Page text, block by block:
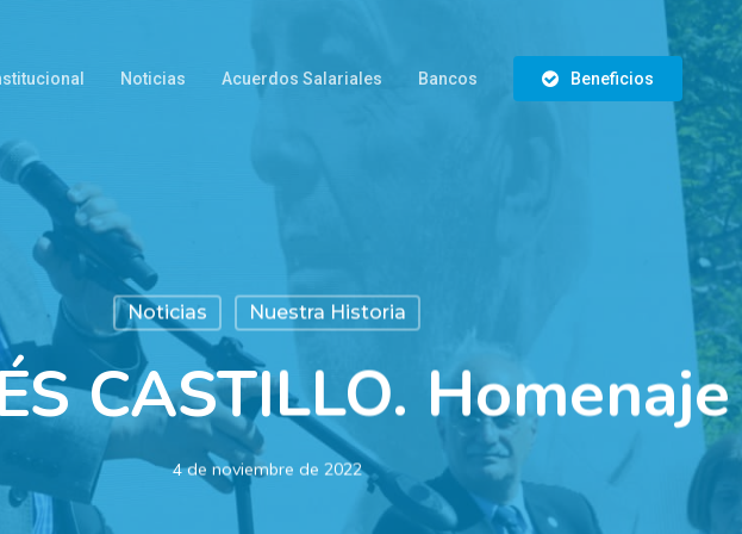
Noticias Acuerdos Salariales Bancos Beneficios
Noticias Nuestra Historia
CASTILLO. Homenaje
4 de noviembre de 2022